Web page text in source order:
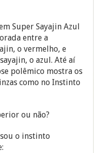
Super Sayajin Azul
entre a
o vermelho, e
o azul. Até aí
polêmico mostra os
como no Instinto
ou não?
o instinto